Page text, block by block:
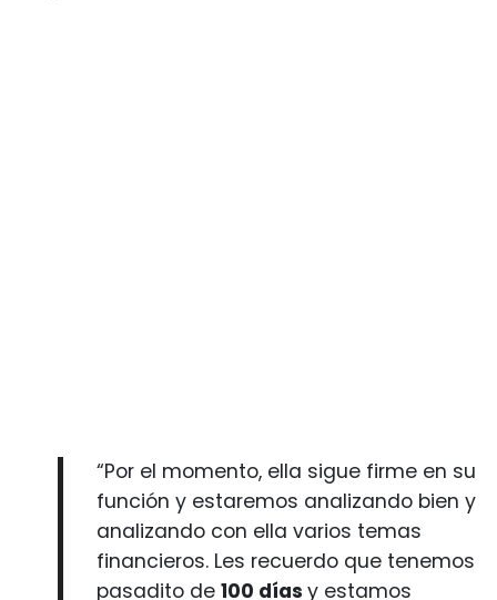
“Por el momento, ella sigue firme en su
función y estaremos analizando bien y
analizando con ella varios temas
financieros. Les recuerdo que tenemos
pasadito de 100 días y estamos